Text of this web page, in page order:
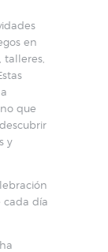
en
que
y
cada día